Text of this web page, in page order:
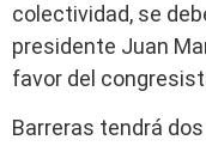
colectividad, se
presidente Juan
favor del
Barreras tendrá